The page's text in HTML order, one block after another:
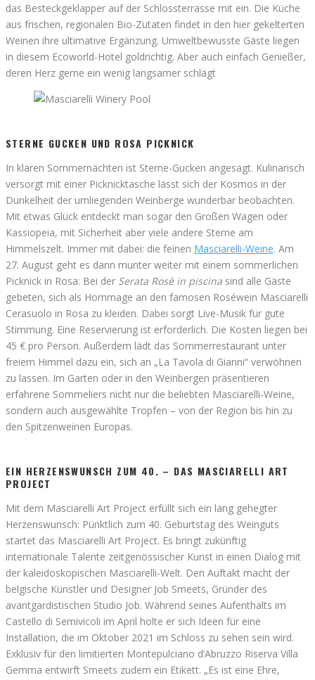
das Besteckgeklapper auf der Schlossterrasse mit ein. Die Küche
aus frischen, regionalen Bio-Zutaten findet in den hier gekelterten
Weinen ihre ultimative Ergänzung. Umweltbewusste Gäste liegen
in diesem Ecoworld-Hotel goldrichtig. Aber auch einfach Genießer,
deren Herz gerne ein wenig langsamer schlägt
STERNE GUCKEN UND ROSA PICKNICK
In klaren Sommernächten ist Sterne-Gucken angesagt. Kulinarisch
versorgt mit einer Picknicktasche lässt sich der Kosmos in der
Dunkelheit der umliegenden Weinberge wunderbar beobachten.
Mit etwas Glück entdeckt man sogar den Großen Wagen oder
Kassiopeia, mit Sicherheit aber viele andere Sterne am
Himmelszelt. Immer mit dabei: die feinen Masciarelli-Weine. Am
27. August geht es dann munter weiter mit einem sommerlichen
Picknick in Rosa: Bei der Serata Rosè in piscina sind alle Gäste
gebeten, sich als Hommage an den famosen Roséwein Masciarelli
Cerasuolo in Rosa zu kleiden. Dabei sorgt Live-Musik für gute
Stimmung. Eine Reservierung ist erforderlich. Die Kosten liegen bei
45 € pro Person. Außerdem lädt das Sommerrestaurant unter
freiem Himmel dazu ein, sich an „La Tavola di Gianni“ verwöhnen
zu lassen. Im Garten oder in den Weinbergen präsentieren
erfahrene Sommeliers nicht nur die beliebten Masciarelli-Weine,
sondern auch ausgewählte Tropfen – von der Region bis hin zu
den Spitzenweinen Europas.
EIN HERZENSWUNSCH ZUM 40. – DAS MASCIARELLI ART
PROJECT
Mit dem Masciarelli Art Project erfüllt sich ein lang gehegter
Herzenswunsch: Pünktlich zum 40. Geburtstag des Weinguts
startet das Masciarelli Art Project. Es bringt zukünftig
internationale Talente zeitgenössischer Kunst in einen Dialog mit
der kaleidoskopischen Masciarelli-Welt. Den Auftakt macht der
belgische Künstler und Designer Job Smeets, Gründer des
avantgardistischen Studio Job. Während seines Aufenthalts im
Castello di Semivicoli im April holte er sich Ideen für eine
Installation, die im Oktober 2021 im Schloss zu sehen sein wird.
Exklusiv für den limitierten Montepulciano d’Abruzzo Riserva Villa
Gemma entwirft Smeets zudem ein Etikett. „Es ist eine Ehre,